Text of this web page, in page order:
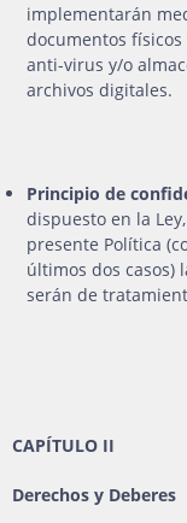
implementarán
documentos
anti-virus y/o
archivos digitales.
Principio de
dispuesto en la
presente Política
últimos dos casos)
serán de
CAPÍTULO II
Derechos y Deberes